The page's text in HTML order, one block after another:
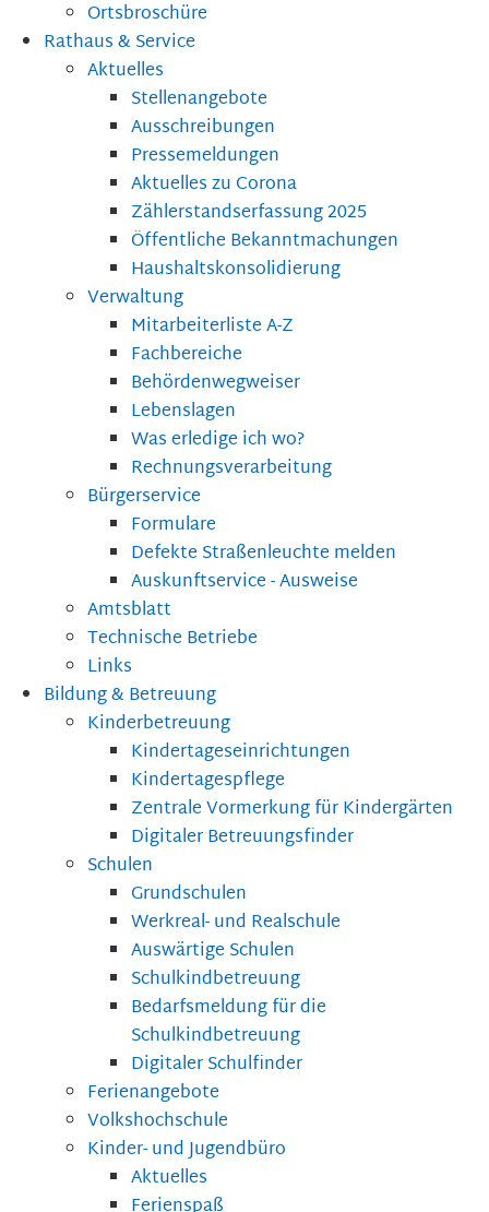
Ortsbroschüre
Rathaus & Service
Aktuelles
Stellenangebote
Ausschreibungen
Pressemeldungen
Aktuelles zu Corona
Zählerstandserfassung 2025
Öffentliche Bekanntmachungen
Haushaltskonsolidierung
Verwaltung
Mitarbeiterliste A-Z
Fachbereiche
Behördenwegweiser
Lebenslagen
Was erledige ich wo?
Rechnungsverarbeitung
Bürgerservice
Formulare
Defekte Straßenleuchte melden
Auskunftservice - Ausweise
Amtsblatt
Technische Betriebe
Links
Bildung & Betreuung
Kinderbetreuung
Kindertageseinrichtungen
Kindertagespflege
Zentrale Vormerkung für Kindergärten
Digitaler Betreuungsfinder
Schulen
Grundschulen
Werkreal- und Realschule
Auswärtige Schulen
Schulkindbetreuung
Bedarfsmeldung für die
Schulkindbetreuung
Digitaler Schulfinder
Ferienangebote
Volkshochschule
Kinder- und Jugendbüro
Aktuelles